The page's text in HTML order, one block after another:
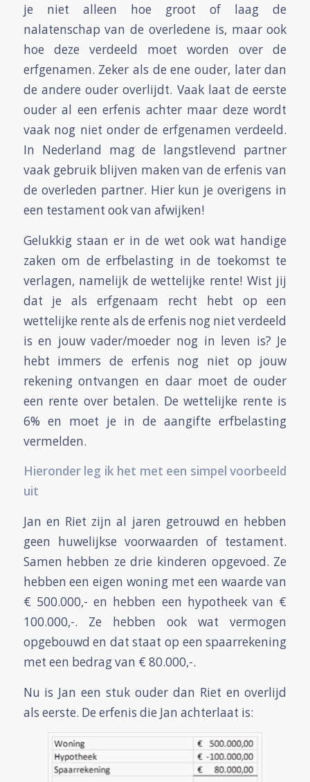
je niet alleen hoe groot of laag de
nalatenschap van de overledene is, maar ook
hoe deze verdeeld moet worden over de
erfgenamen. Zeker als de ene ouder, later dan
de andere ouder overlijdt. Vaak laat de eerste
ouder al een erfenis achter maar deze wordt
vaak nog niet onder de erfgenamen verdeeld.
In Nederland mag de langstlevend partner
vaak gebruik blijven maken van de erfenis van
de overleden partner. Hier kun je overigens in
een testament ook van afwijken!
Gelukkig staan er in de wet ook wat handige
zaken om de erfbelasting in de toekomst te
verlagen, namelijk de wettelijke rente! Wist jij
dat je als erfgenaam recht hebt op een
wettelijke rente als de erfenis nog niet verdeeld
is en jouw vader/moeder nog in leven is? Je
hebt immers de erfenis nog niet op jouw
rekening ontvangen en daar moet de ouder
een rente over betalen. De wettelijke rente is
6% en moet je in de aangifte erfbelasting
vermelden.
Hieronder leg ik het met een simpel voorbeeld
uit
Jan en Riet zijn al jaren getrouwd en hebben
geen huwelijkse voorwaarden of testament.
Samen hebben ze drie kinderen opgevoed. Ze
hebben een eigen woning met een waarde van
€ 500.000,- en hebben een hypotheek van €
100.000,-. Ze hebben ook wat vermogen
opgebouwd en dat staat op een spaarrekening
met een bedrag van € 80.000,-.
Nu is Jan een stuk ouder dan Riet en overlijd
als eerste. De erfenis die Jan achterlaat is: